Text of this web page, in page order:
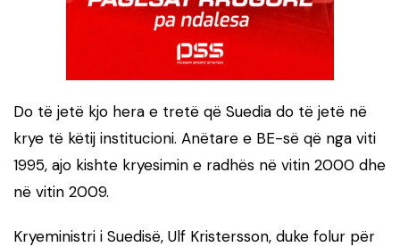
Do të jetë kjo hera e tretë që Suedia do të jetë në
krye të këtij institucioni. Anëtare e BE-së që nga viti
1995, ajo kishte kryesimin e radhës në vitin 2000 dhe
në vitin 2009.
Kryeministri i Suedisë, Ulf Kristersson, duke folur për